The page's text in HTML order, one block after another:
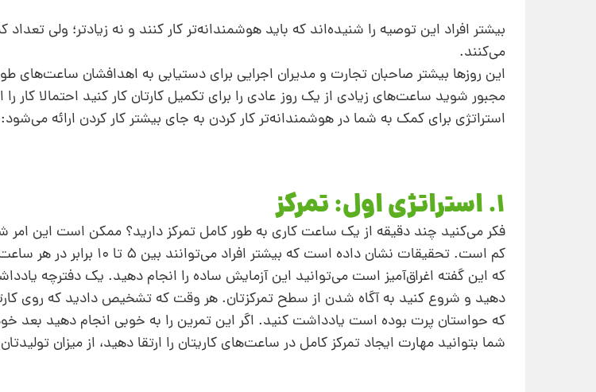
بیشتر افراد این توصیه را شنیده‌اند که باید هوشمندانه‌تر کار کنند و نه زیادتر؛ ولی
می‌کنند.
این روزها بیشتر صاحبان تجارت و مدیران اجرایی برای دستیابی به اهدافشان ساعت‌های
استراتژی برای کمک به شما در هوشمندانه‌تر کار کردن به جای بیشتر کار کردن ارائه می‌شود:
۱. استراتژی اول: تمرکز
فکر می‌کنید چند دقیقه از یک ساعت کاری به طور کامل تمرکز دارید؟ ممکن است این امر
کم است. تحقیقات نشان داده است که
که این گفته اغراق‌آمیز است می‌توانید این آزمایش ساده را انجام دهید. یک دفترچه
دهید و شروع کنید به آگاه شدن از سطح تمرکزتان. هر وقت که تشخیص دادید که روی
که حواستان پرت بوده است یادداشت کنید. اگر این تمرین را به‌ خوبی انجام دهید بعد
شما بتوانید مهارت ایجاد تمرکز کامل در ساعت‌های کاریتان را ارتقا دهید، از میزان